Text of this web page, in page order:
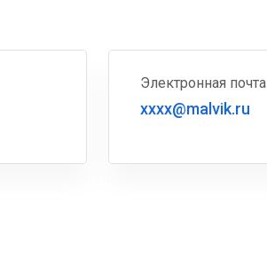
Электронная почта
xxxx@malvik.ru